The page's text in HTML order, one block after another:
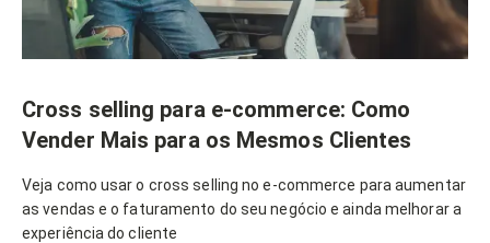
Cross selling para e-commerce: Como
Vender Mais para os Mesmos Clientes
Veja como usar o cross selling no e-commerce para aumentar
as vendas e o faturamento do seu negócio e ainda melhorar a
experiência do cliente